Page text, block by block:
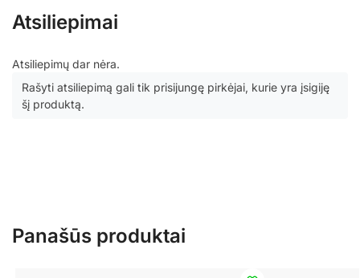
Atsiliepimai
Atsiliepimų dar nėra.
Rašyti atsiliepimą gali tik prisijungę pirkėjai, kurie yra įsigiję
šį produktą.
Panašūs produktai